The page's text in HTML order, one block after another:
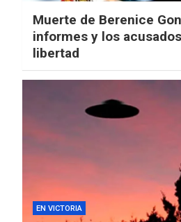
Muerte de Berenice
informes y los
libertad
EN VICTORIA